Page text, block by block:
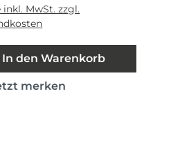
inkl. MwSt. zzgl.
In den Warenkorb
merken